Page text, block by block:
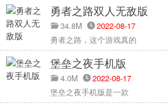
勇者之路双人无敌版
34.8M
2022-08-17
勇者之路，这个游戏真的
堡垒之夜手机版
4.0M
2022-08-17
堡垒之夜手机版是一款